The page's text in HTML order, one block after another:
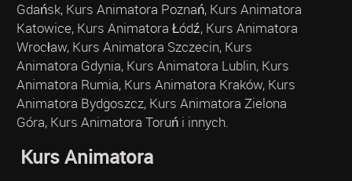
Gdańsk, Kurs Animatora Poznań, Kurs Animatora
Katowice, Kurs Animatora Łódź, Kurs Animatora
Wrocław, Kurs Animatora Szczecin, Kurs
Animatora Gdynia, Kurs Animatora Lublin, Kurs
Animatora Rumia, Kurs Animatora Kraków, Kurs
Animatora Bydgoszcz, Kurs Animatora Zielona
Góra, Kurs Animatora Toruń i innych.
Kurs Animatora